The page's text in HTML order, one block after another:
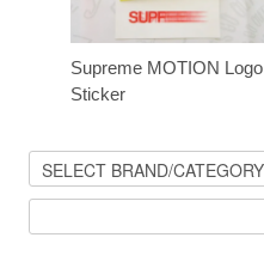
Supreme MOTION Logo
Sticker